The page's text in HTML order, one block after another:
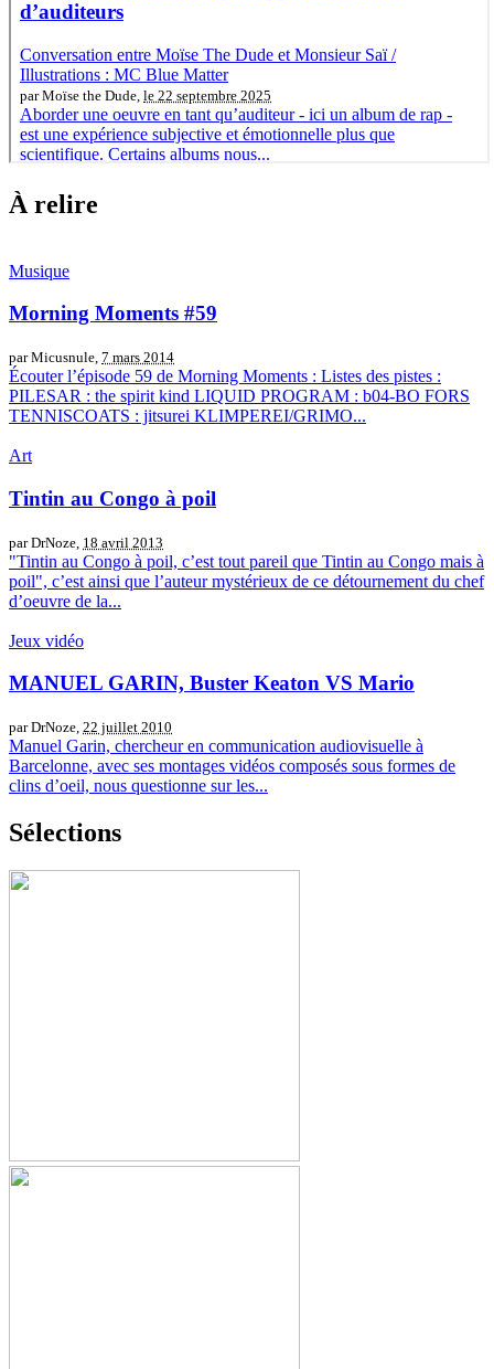
À relire
Musique
Morning Moments #59
par Micusnule, 7 mars 2014
Écouter l’épisode 59 de Morning Moments : Listes des pistes :
PILESAR : the spirit kind LIQUID PROGRAM : b04-BO FORS
TENNISCOATS : jitsurei KLIMPEREI/GRIMO...
Art
Tintin au Congo à poil
par DrNoze, 18 avril 2013
"Tintin au Congo à poil, c’est tout pareil que Tintin au Congo mais à
poil", c’est ainsi que l’auteur mystérieux de ce détournement du chef
d’oeuvre de la...
Jeux vidéo
MANUEL GARIN, Buster Keaton VS Mario
par DrNoze, 22 juillet 2010
Manuel Garin, chercheur en communication audiovisuelle à
Barcelonne, avec ses montages vidéos composés sous formes de
clins d’oeil, nous questionne sur les...
Sélections